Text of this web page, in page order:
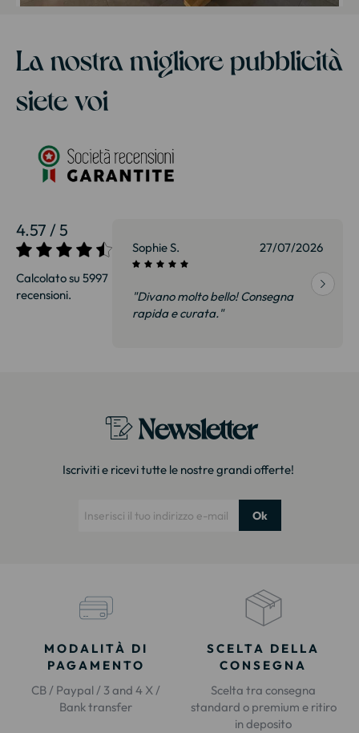
La nostra migliore pubblicità
siete voi
4.57 / 5
Calcolato su 5997
recensioni.
27/07/2026 Sophie S. 27/07/2026
"Divano molto bello! Consegna
rapida e curata."
Newsletter
Iscriviti e ricevi tutte le nostre grandi offerte!
Ok
MODALITÀ DI
PAGAMENTO
CB / Paypal / 3 and 4 X /
Bank transfer
SCELTA DELLA
CONSEGNA
Scelta tra consegna
standard o premium e ritiro
in deposito